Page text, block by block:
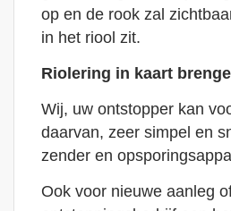
op en de rook zal
in het riool zit.
Riolering in kaart
Wij, uw ontstopper kan
daarvan, zeer simpel en
zender en
Ook voor nieuwe aanleg